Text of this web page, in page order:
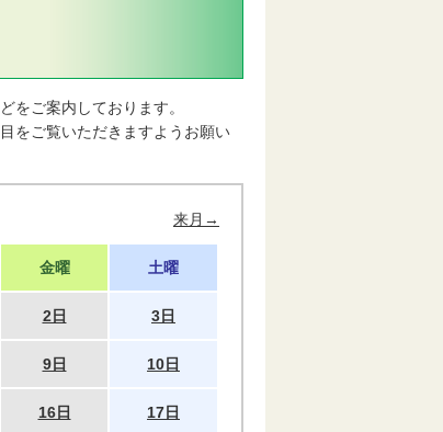
をご案内しております。
をご覧いただきますようお願い
来月→
金曜 土曜
2日 3日
9日 10日
16日 17日